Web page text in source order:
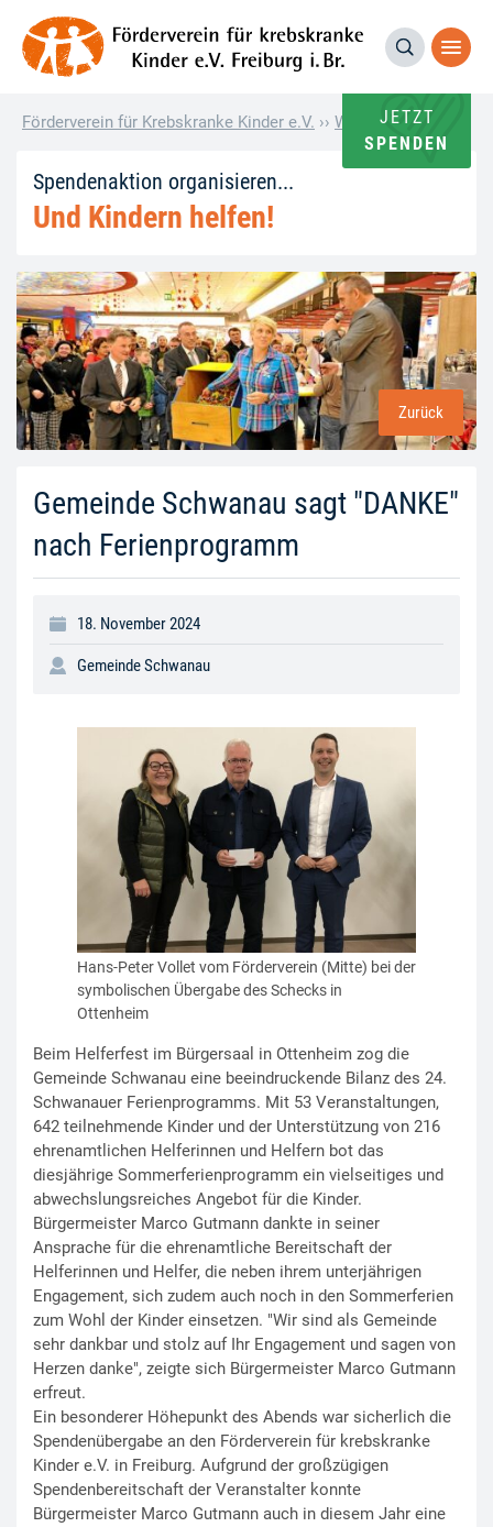
JETZT
SPENDEN
Förderverein für Krebskranke Kinder e.V. ›› Wie andere helfen
Spendenaktion organisieren...
Und Kindern helfen!
Gemeinde Schwanau sagt "DANKE"
nach Ferienprogramm
Zurück
18. November 2024
Gemeinde Schwanau
Hans-Peter Vollet vom Förderverein (Mitte) bei der
symbolischen Übergabe des Schecks in
Ottenheim
Beim Helferfest im Bürgersaal in Ottenheim zog die
Gemeinde Schwanau eine beeindruckende Bilanz des 24.
Schwanauer Ferienprogramms. Mit 53 Veranstaltungen,
642 teilnehmende Kinder und der Unterstützung von 216
ehrenamtlichen Helferinnen und Helfern bot das
diesjährige Sommerferienprogramm ein vielseitiges und
abwechslungsreiches Angebot für die Kinder.
Bürgermeister Marco Gutmann dankte in seiner
Ansprache für die ehrenamtliche Bereitschaft der
Helferinnen und Helfer, die neben ihrem unterjährigen
Engagement, sich zudem auch noch in den Sommerferien
zum Wohl der Kinder einsetzen. "Wir sind als Gemeinde
sehr dankbar und stolz auf Ihr Engagement und sagen von
Herzen danke", zeigte sich Bürgermeister Marco Gutmann
erfreut.
Ein besonderer Höhepunkt des Abends war sicherlich die
Spendenübergabe an den Förderverein für krebskranke
Kinder e.V. in Freiburg. Aufgrund der großzügigen
Spendenbereitschaft der Veranstalter konnte
Bürgermeister Marco Gutmann auch in diesem Jahr eine